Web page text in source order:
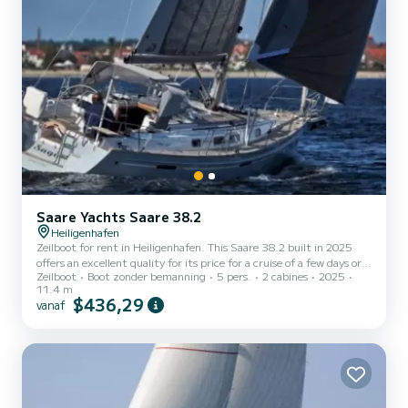
Saare Yachts Saare 38.2
Heiligenhafen
Zeilboot for rent in Heiligenhafen. This Saare 38.2 built in 2025
offers an excellent quality for its price for a cruise of a few days or
even a few weeks. The zeilboot is 11 meters in length with 48.95
horsepower. The 2 cabins can accommodate 5 passengers when
cruising. Dit Saare 38.2 is uitgerust met1 toilet met douche. Deze
Boegschroef, USB aansluiting. For any i...
Zeilboot Boot zonder bemanning 5 pers. 2 cabines
2025
11.4 m
vanaf $436,29